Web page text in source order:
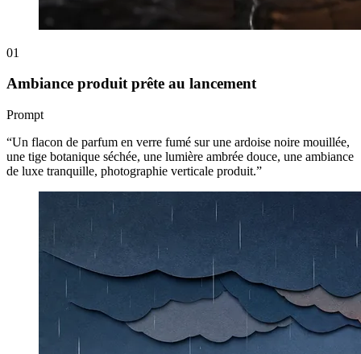
01
Ambiance produit prête au lancement
Prompt
“Un flacon de parfum en verre fumé sur une ardoise noire mouillée,
une tige botanique séchée, une lumière ambrée douce, une ambiance
de luxe tranquille, photographie verticale produit.”